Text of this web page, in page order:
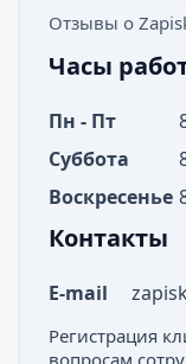
Отзывы о
Часы
Пн - Пт
Суббота
Воскресенье
Контакты
E-mail
Регистрация
вопросам